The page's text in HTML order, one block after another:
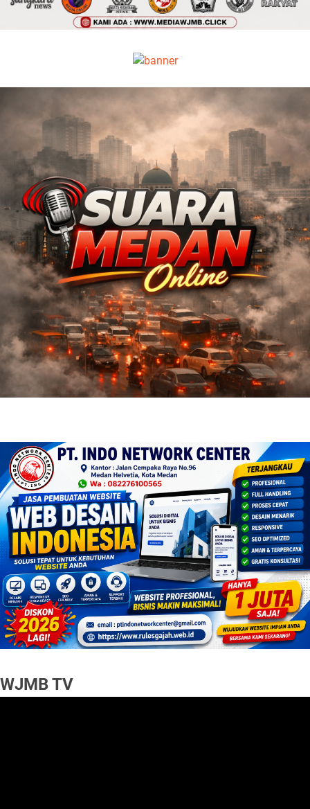
WJMB TV